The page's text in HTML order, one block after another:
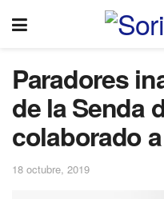
Paradores
de la Senda
colaborado
18 octubre, 2019